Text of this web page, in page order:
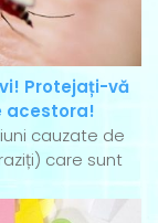
Protejați-vă
acestora!
cauzate de
care sunt